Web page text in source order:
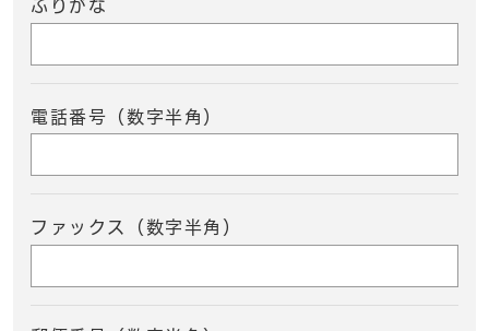
ふりがな
電話番号（数字半角）
ファックス（数字半角）